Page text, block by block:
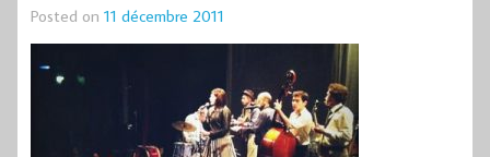
Posted on 11 décembre 2011